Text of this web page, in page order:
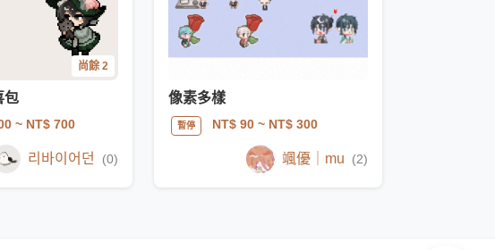
尚餘 2
包
~ NT$ 700
리바이어던 (0)
像素多樣
暫停 NT$ 90~ NT$ 300
颯優｜mu (2)